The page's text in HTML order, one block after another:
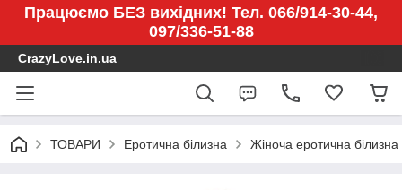
Працюємо БЕЗ вихідних! Тел. 066/914-30-44,
097/336-51-88
CrazyLove.in.ua
ТОВАРИ Еротична білизна Жіноча еротична білизна